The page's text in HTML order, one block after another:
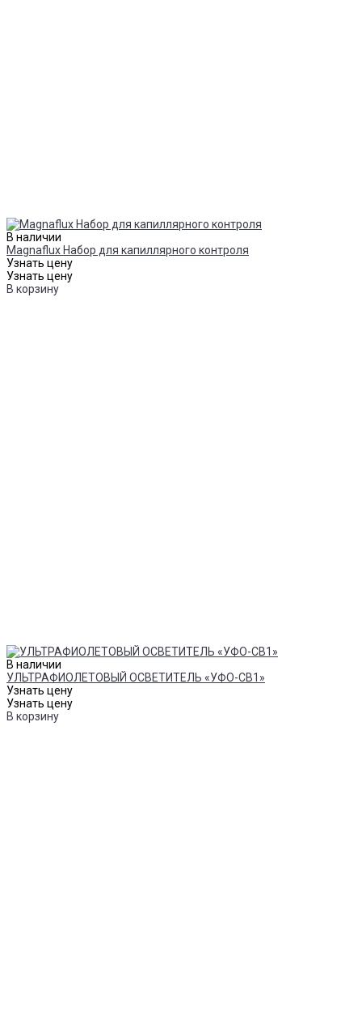
В наличии
Magnaflux Набор для капиллярного контроля
Узнать цену
Узнать цену
В корзину
В наличии
УЛЬТРАФИОЛЕТОВЫЙ ОСВЕТИТЕЛЬ «УФО-СВ1»
Узнать цену
Узнать цену
В корзину